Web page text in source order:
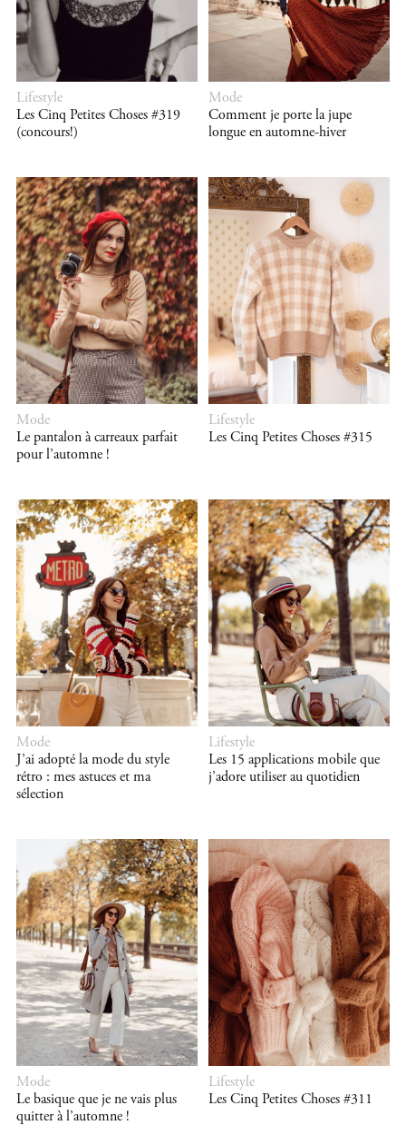
Lifestyle
Les Cinq Petites Choses #319
(concours!)
Mode
Comment je porte la jupe
longue en automne-hiver
Mode
Le pantalon à carreaux parfait
pour l’automne !
Lifestyle
Les Cinq Petites Choses #315
Mode
J’ai adopté la mode du style
rétro : mes astuces et ma
sélection
Lifestyle
Les 15 applications mobile que
j’adore utiliser au quotidien
Mode
Le basique que je ne vais plus
quitter à l’automne !
Lifestyle
Les Cinq Petites Choses #311